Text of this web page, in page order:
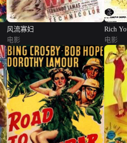
风流寡妇
电影
Rich
电影